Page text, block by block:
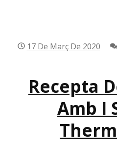
17 De Març De 2020
Recepta
Amb I